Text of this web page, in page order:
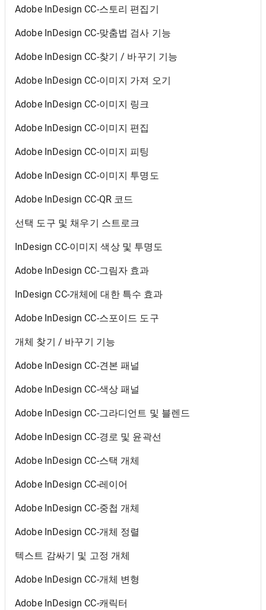
Adobe InDesign CC-스토리 편집기
Adobe InDesign CC-맞춤법 검사 기능
Adobe InDesign CC-찾기 / 바꾸기 기능
Adobe InDesign CC-이미지 가져 오기
Adobe InDesign CC-이미지 링크
Adobe InDesign CC-이미지 편집
Adobe InDesign CC-이미지 피팅
Adobe InDesign CC-이미지 투명도
Adobe InDesign CC-QR 코드
선택 도구 및 채우기 스트로크
InDesign CC-이미지 색상 및 투명도
Adobe InDesign CC-그림자 효과
InDesign CC-개체에 대한 특수 효과
Adobe InDesign CC-스포이드 도구
개체 찾기 / 바꾸기 기능
Adobe InDesign CC-견본 패널
Adobe InDesign CC-색상 패널
Adobe InDesign CC-그라디언트 및 블렌드
Adobe InDesign CC-경로 및 윤곽선
Adobe InDesign CC-스택 개체
Adobe InDesign CC-레이어
Adobe InDesign CC-중첩 개체
Adobe InDesign CC-개체 정렬
텍스트 감싸기 및 고정 개체
Adobe InDesign CC-개체 변형
Adobe InDesign CC-캐릭터